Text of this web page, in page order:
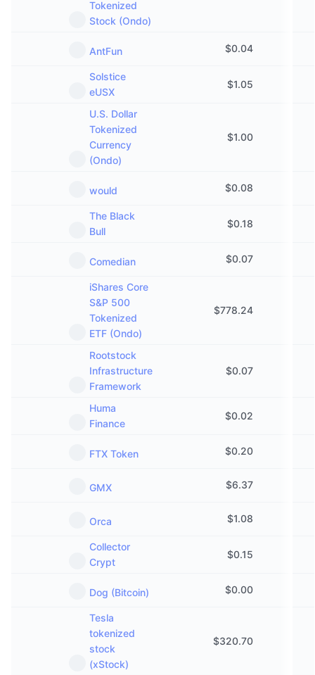
Tokenized
Stock (Ondo)
AntFun $0.04
Solstice
eUSX
$1.05
U.S. Dollar
Tokenized
Currency
(Ondo)
$1.00
would $0.08
The Black
Bull
$0.18
Comedian $0.07
iShares Core
S&P 500
Tokenized
ETF (Ondo)
$778.24
Rootstock
Infrastructure
Framework
$0.07
Huma
Finance
$0.02
FTX Token $0.20
GMX $6.37
Orca $1.08
Collector
Crypt
$0.15
Dog (Bitcoin) $0.00
Tesla
tokenized
stock
(xStock)
$320.70